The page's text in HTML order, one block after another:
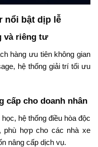
nổi bật dịp lễ
và riêng tư
hàng ưu tiên không gian
hệ thống giải trí tối ưu
cấp cho doanh nhân
hệ thống điều hòa độc
phù hợp cho các nhà xe
nâng cấp dịch vụ.